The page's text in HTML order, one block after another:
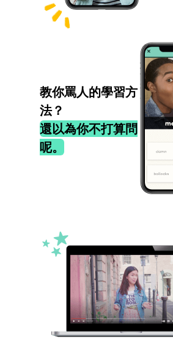
教你罵人的學習方
法？
還以為你不打算問
呢。